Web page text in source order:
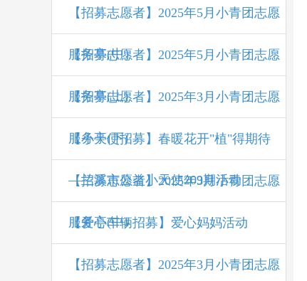
【招募志愿者】2025年5月小青团志愿
服务亭(中）
【招募志愿者】2025年5月小青团志愿
服务亭(上)
【招募志愿者】2025年3月小青团志愿
服务亭(下)
【小天使招募】春暖花开"植"得期待
—兰溪市公益小天使209期活动
【招募志愿者】2025年3月小青团志愿
服务亭(中)
【爱心车辆招募】爱心妈妈活动
【招募志愿者】2025年3月小青团志愿